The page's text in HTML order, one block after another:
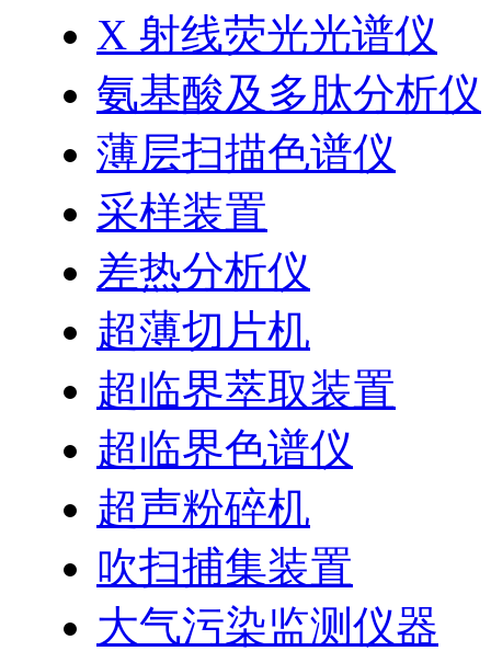
X 射线荧光光谱仪
氨基酸及多肽分析仪
薄层扫描色谱仪
采样装置
差热分析仪
超薄切片机
超临界萃取装置
超临界色谱仪
超声粉碎机
吹扫捕集装置
大气污染监测仪器